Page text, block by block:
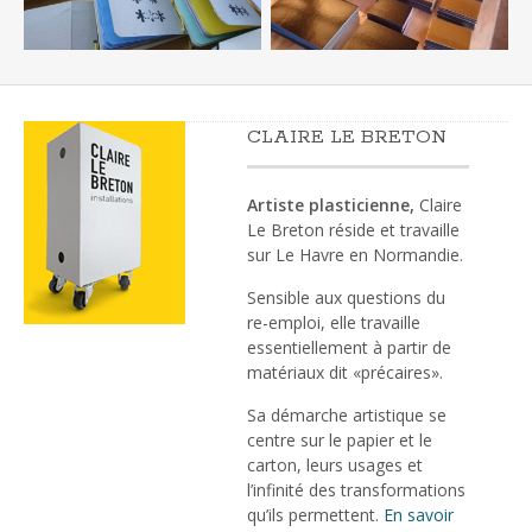
CLAIRE LE BRETON
Artiste plasticienne, Claire
Le Breton réside et travaille
sur Le Havre en Normandie.
Sensible aux questions du
re-emploi, elle travaille
essentiellement à partir de
matériaux dit «précaires».
Sa démarche artistique se
centre sur le papier et le
carton, leurs usages et
l’infinité des transformations
qu’ils permettent. En savoir